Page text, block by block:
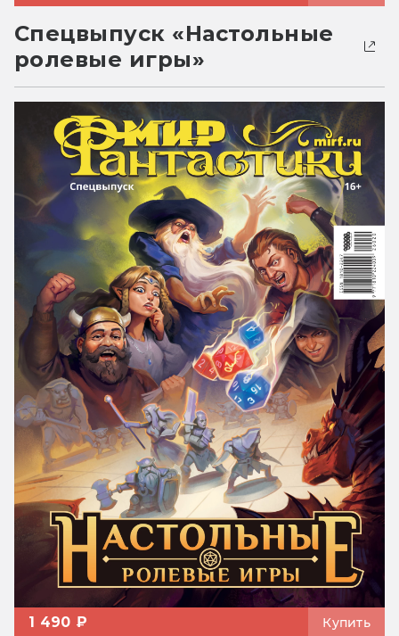
Спецвыпуск «Настольные
ролевые игры»
1 490 ₽ Купить